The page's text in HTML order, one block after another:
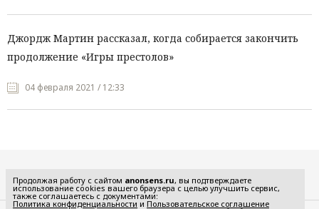
Джордж Мартин рассказал, когда собирается закончить
продолжение «Игры престолов»
04 февраля 2021 / 12:33
Продолжая работу с сайтом anonsens.ru, вы подтверждаете
использование cookies вашего браузера с целью улучшить сервис,
также соглашаетесь с документами:
Политика конфиденциальности и Пользовательское соглашение